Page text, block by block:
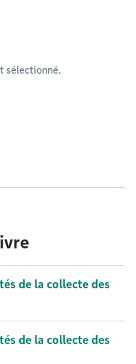
sélectionné.
de la collecte des
de la collecte des